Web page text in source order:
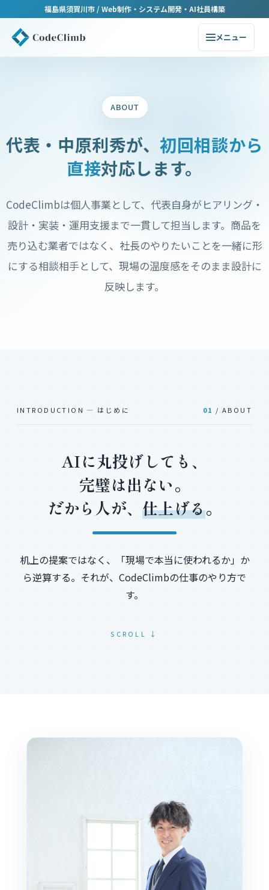
福島県須賀川市 / Web制作・システム開発・AI社員構築
メニュー
ABOUT
代表・中原利秀が、初回相談から
直接対応します。
CodeClimbは個人事業として、代表自身がヒアリング・
設計・実装・運用支援まで一貫して担当します。商品を
売り込む業者ではなく、社長のやりたいことを一緒に形
にする相談相手として、現場の温度感をそのまま設計に
反映します。
INTRODUCTION — はじめに 01 / ABOUT
AIに丸投げしても、
完璧は出ない。
だから人が、仕上げる。
机上の提案ではなく、「現場で本当に使われるか」か
ら逆算する。それが、CodeClimbの仕事のやり方で
す。
SCROLL ↓